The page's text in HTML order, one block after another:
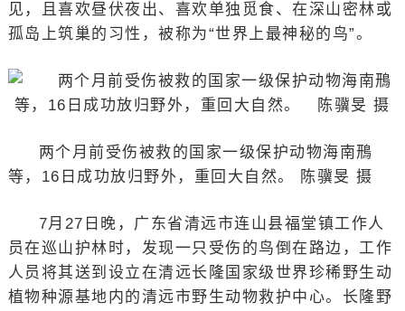
见，且喜欢昼伏夜出、喜欢单独觅食、在深山密林或
孤岛上筑巢的习性，被称为“世界上最神秘的鸟”。
两个月前受伤被救的国家一级保护动物海南鳽
等，16日成功放归野外，重回大自然。 陈骥旻 摄
7月27日晚，广东省清远市连山县福堂镇工作人
员在巡山护林时，发现一只受伤的鸟倒在路边，工作
人员将其送到设立在清远长隆国家级世界珍稀野生动
植物种源基地内的清远市野生动物救护中心。长隆野